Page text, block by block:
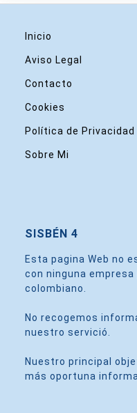
Inicio
Aviso Legal
Contacto
Cookies
Política de Privacidad
Sobre Mi
SISBÉN 4
Esta pagina Web no
con ninguna
colombiano.
No recogemos
nuestro servició.
Nuestro principal
más oportuna